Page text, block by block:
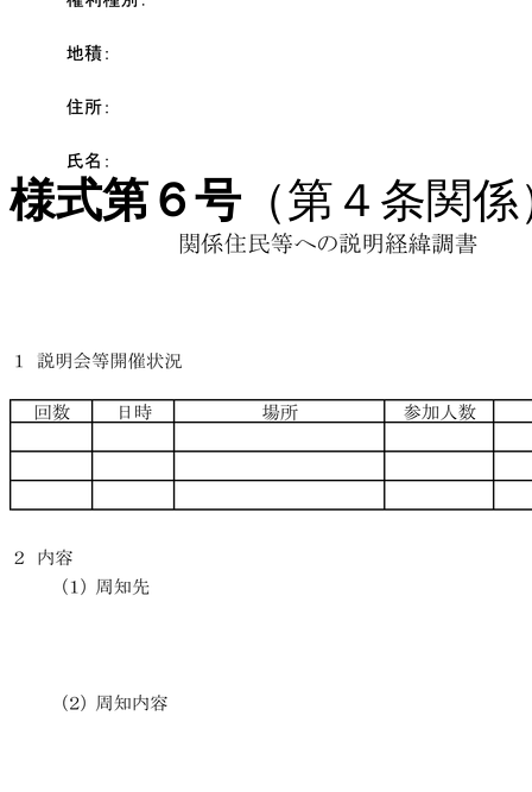
様式第６号（第４条関係